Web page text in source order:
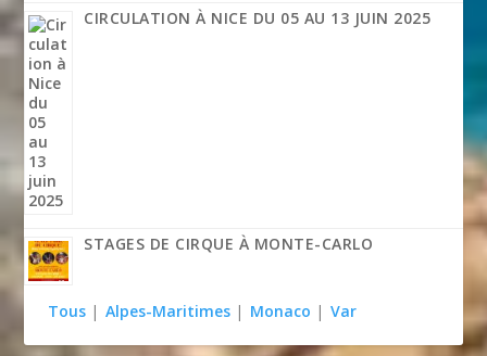
CIRCULATION À NICE DU 05 AU 13 JUIN 2025
STAGES DE CIRQUE À MONTE-CARLO
Tous | Alpes-Maritimes | Monaco | Var